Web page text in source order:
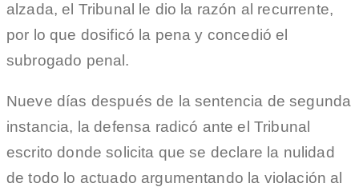
alzada, el Tribunal le dio la razón al recurrente,
por lo que dosificó la pena y concedió el
subrogado penal.
Nueve días después de la sentencia de segunda
instancia, la defensa radicó ante el Tribunal
escrito donde solicita que se declare la nulidad
de todo lo actuado argumentando la violación al